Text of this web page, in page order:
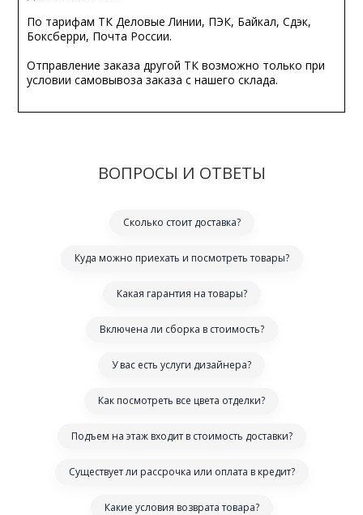
По тарифам ТК Деловые Линии, ПЭК, Байкал, Сдэк,
Боксберри, Почта России.
Отправление заказа другой ТК возможно только при
условии самовывоза заказа с нашего склада.
ВОПРОСЫ И ОТВЕТЫ
Сколько стоит доставка?
Куда можно приехать и посмотреть товары?
Какая гарантия на товары?
Включена ли сборка в стоимость?
У вас есть услуги дизайнера?
Как посмотреть все цвета отделки?
Подъем на этаж входит в стоимость доставки?
Существует ли рассрочка или оплата в кредит?
Какие условия возврата товара?